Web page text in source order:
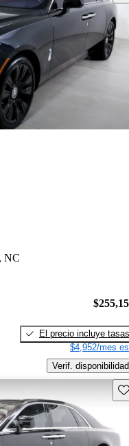
NC
El precio incluye tasas
$4,952/mes
Verif. disponibilidad